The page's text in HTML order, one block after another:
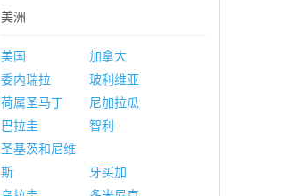
美洲
美国
加拿大
委内瑞拉
玻利维亚
荷属圣马丁
尼加拉瓜
巴拉圭
智利
圣基茨和尼维
斯
牙买加